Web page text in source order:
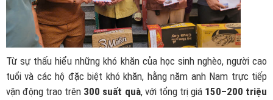
Từ sự thấu hiểu những khó khăn của học sinh nghèo, người cao
tuổi và các hộ đặc biệt khó khăn, hằng năm anh Nam trực tiếp
vận động trao trên 300 suất quà, với tổng trị giá 150–200 triệu